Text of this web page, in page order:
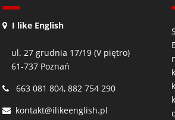
I like English
ul. 27 grudnia 17/19 (V piętro)
61-737 Poznań
663 081 804,882 754 290
kontakt@ilikeenglish.pl